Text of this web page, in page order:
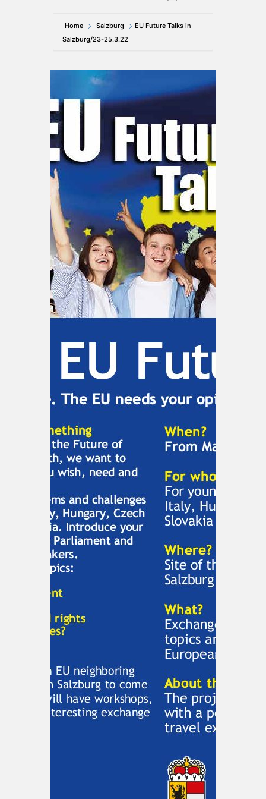
Home Salzburg
EU Future Talks in
Salzburg/23-25.3.22